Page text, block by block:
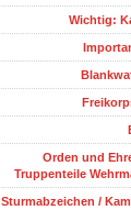
Wichtig:
Orden und
Truppenteile
Sturmabzeichen /